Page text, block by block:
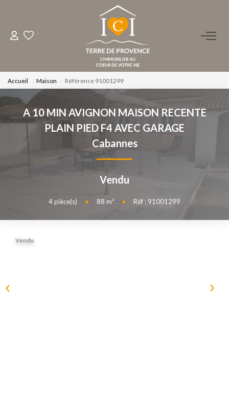
ACHETER
LOUER
ESTIMER
FAIRE GÉRER
NOS AGENCES
Qui Sommes-Nous ?
Accueil Maison Référence 91001299
A 10 MIN AVIGNON MAISON RECENTE
PLAIN PIED F4 AVEC GARAGE
Cabannes
Vendu
4pièce(s) • 88 m² • Réf : 91001299
Vendu